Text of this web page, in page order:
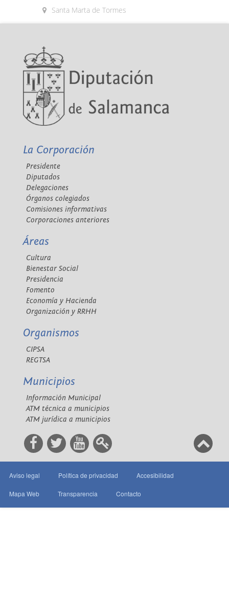
Santa Marta de Tormes
La Corporación
Presidente
Diputados
Delegaciones
Órganos colegiados
Comisiones informativas
Corporaciones anteriores
Áreas
Cultura
Bienestar Social
Presidencia
Fomento
Economía y Hacienda
Organización y RRHH
Organismos
CIPSA
REGTSA
Municipios
Información Municipal
ATM técnica a municipios
ATM jurídica a municipios
Aviso legal Política de privacidad Accesibilidad
Mapa Web Transparencia Contacto